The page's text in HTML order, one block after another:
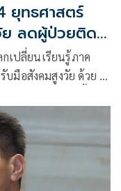
ยุทธศาสตร์
ย ลดผู้ป่วยติด
เปลี่ยนเรียนรู้ภาค
มือสังคมสูงวัย ด้วย 4
ดี-ออกกำลังกาย เพื่อ